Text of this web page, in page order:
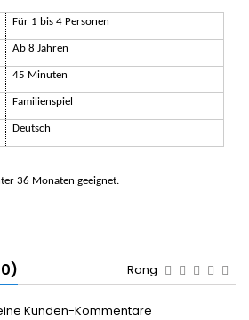
Für 1 bis 4 Personen
Ab 8 Jahren
45 Minuten
Familienspiel
Deutsch
36 Monaten geeignet.
Rang
Kunden-Kommentare